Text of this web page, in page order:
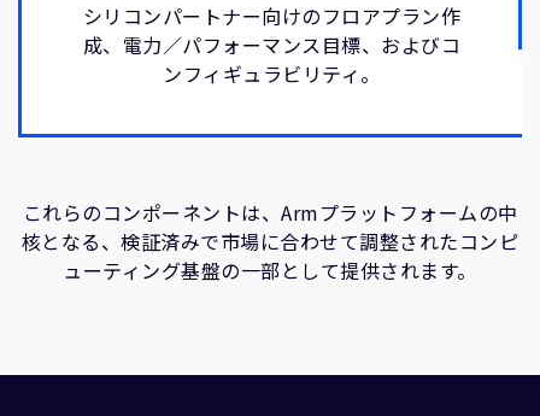
シリコンパートナー向けのフロアプラン作
成、電力／パフォーマンス目標、およびコ
ンフィギュラビリティ。
これらのコンポーネントは、Armプラットフォームの中
核となる、検証済みで市場に合わせて調整されたコンピ
ューティング基盤の一部として提供されます。